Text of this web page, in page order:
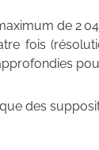
de 2
fois
des